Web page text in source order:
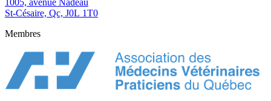
St-Césaire, Qc, J0L 1T0
Membres